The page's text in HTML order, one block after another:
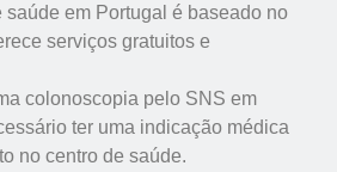
saúde em Portugal é baseado no
serviços gratuitos e
colonoscopia pelo SNS em
ter uma indicação médica
no centro de saúde.